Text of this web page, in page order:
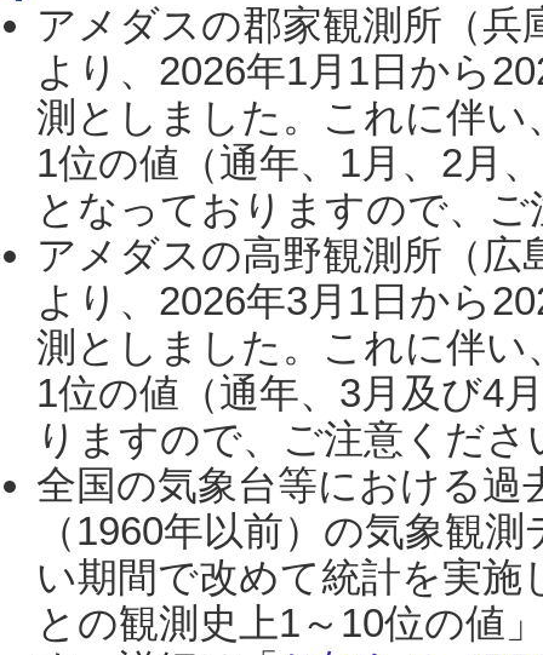
アメダスの郡家観測所（
より、2026年1月1日から
測としました。これに伴い
1位の値（通年、1月、2月
となっておりますので、
アメダスの高野観測所（
より、2026年3月1日から
測としました。これに伴い
1位の値（通年、3月及び4
りますので、ご注意くだ
全国の気象台等における過
（1960年以前）の気象観
い期間で改めて統計を実
との観測史上1～10位の値